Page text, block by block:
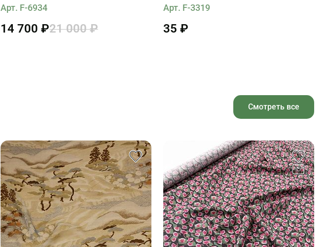
Арт. F-6934
14 700 ₽21 000 ₽
Арт. F-3319
35 ₽
Смотреть все